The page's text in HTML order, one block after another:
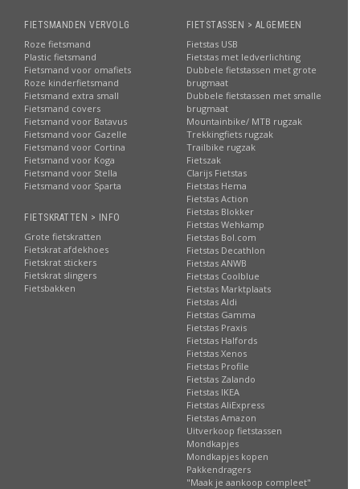
FIETSMANDEN VERVOLG
Roze fietsmand
Plastic fietsmand
Fietsmand voor omafiets
Roze kinderfietsmand
Fietsmand extra small
Fietsmand covers
Fietsmand voor Batavus
Fietsmand voor Gazelle
Fietsmand voor Cortina
Fietsmand voor Koga
Fietsmand voor Stella
Fietsmand voor Sparta
FIETSKRATTEN > INFO
Grote fietskratten
Fietskrat afdekhoes
Fietskrat stickers
Fietskrat slingers
Fietsbakken
FIETSTASSEN > ALGEMEEN
Fietstas USB
Fietstas met ledverlichting
Dubbele fietstassen met grote
brugmaat
Dubbele fietstassen met smalle
brugmaat
Mountainbike/ MTB rugzak
Trekkingfiets rugzak
Trailbike rugzak
Fietszak
Clarijs Fietstas
Fietstas Hema
Fietstas Action
Fietstas Blokker
Fietstas Wehkamp
Fietstas Bol.com
Fietstas Decathlon
Fietstas ANWB
Fietstas Coolblue
Fietstas Marktplaats
Fietstas Aldi
Fietstas Gamma
Fietstas Praxis
Fietstas Halfords
Fietstas Xenos
Fietstas Profile
Fietstas Zalando
Fietstas IKEA
Fietstas AliExpress
Fietstas Amazon
Uitverkoop fietstassen
Mondkapjes
Mondkapjes kopen
Pakkendragers
"Maak je aankoop compleet"